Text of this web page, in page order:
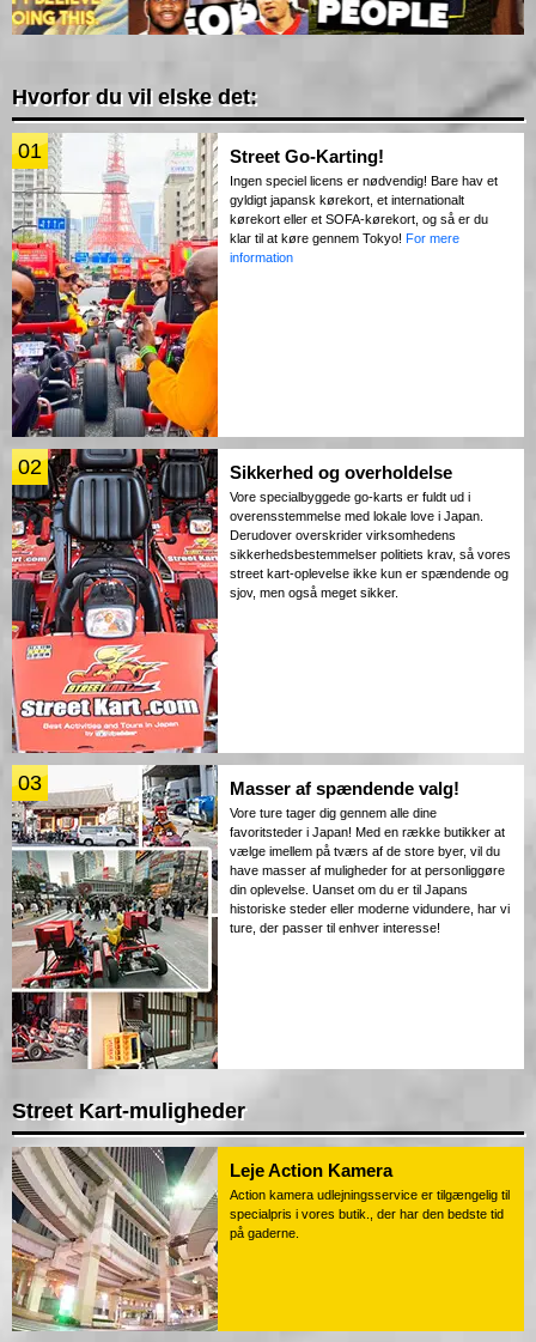
Hvorfor du vil elske det:
01 Street Go-Karting!
Ingen speciel licens er nødvendig! Bare hav et
gyldigt japansk kørekort, et internationalt
kørekort eller et SOFA-kørekort, og så er du
klar til at køre gennem Tokyo! For mere
information
02 Sikkerhed og overholdelse
Vore specialbyggede go-karts er fuldt ud i
overensstemmelse med lokale love i Japan.
Derudover overskrider virksomhedens
sikkerhedsbestemmelser politiets krav, så vores
street kart-oplevelse ikke kun er spændende og
sjov, men også meget sikker.
03 Masser af spændende valg!
Vore ture tager dig gennem alle dine
favoritsteder i Japan! Med en række butikker at
vælge imellem på tværs af de store byer, vil du
have masser af muligheder for at personliggøre
din oplevelse. Uanset om du er til Japans
historiske steder eller moderne vidundere, har vi
ture, der passer til enhver interesse!
Street Kart-muligheder
Leje Action Kamera
Action kamera udlejningsservice er tilgængelig til
specialpris i vores butik., der har den bedste tid
på gaderne.